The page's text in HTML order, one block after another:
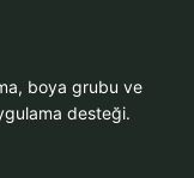
boya grubu ve
desteği.